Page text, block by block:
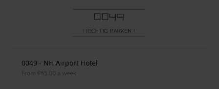
0049 - NH Airport Hotel
from €55.00 a week